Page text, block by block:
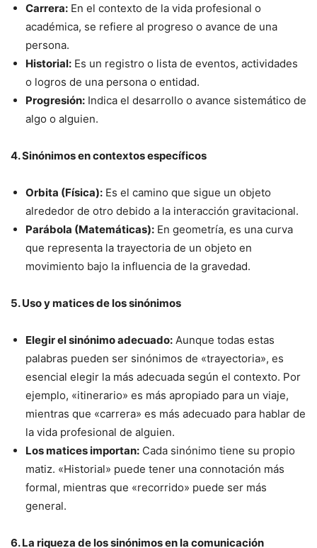
Carrera: En el contexto de la vida profesional o
académica, se refiere al progreso o avance de una
persona.
Historial: Es un registro o lista de eventos, actividades
o logros de una persona o entidad.
Progresión: Indica el desarrollo o avance sistemático de
algo o alguien.
4. Sinónimos en contextos específicos
Orbita (Física): Es el camino que sigue un objeto
alrededor de otro debido a la interacción gravitacional.
Parábola (Matemáticas): En geometría, es una curva
que representa la trayectoria de un objeto en
movimiento bajo la influencia de la gravedad.
5. Uso y matices de los sinónimos
Elegir el sinónimo adecuado: Aunque todas estas
palabras pueden ser sinónimos de «trayectoria», es
esencial elegir la más adecuada según el contexto. Por
ejemplo, «itinerario» es más apropiado para un viaje,
mientras que «carrera» es más adecuado para hablar de
la vida profesional de alguien.
Los matices importan: Cada sinónimo tiene su propio
matiz. «Historial» puede tener una connotación más
formal, mientras que «recorrido» puede ser más
general.
6. La riqueza de los sinónimos en la comunicación